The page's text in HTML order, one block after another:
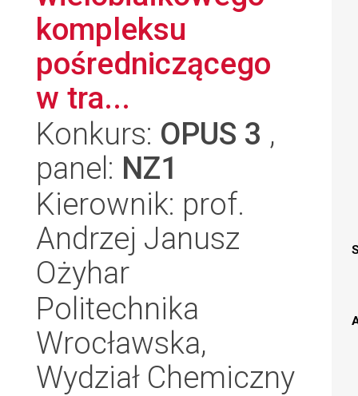
kompleksu
pośredniczącego
w tra...
Konkurs: OPUS 3 ,
panel: NZ1
Kierownik: prof.
Andrzej Janusz
Ożyhar
Politechnika
Wrocławska,
Wydział Chemiczny